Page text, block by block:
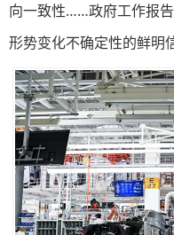
向一致性……政府工作报
形势变化不确定性的鲜明